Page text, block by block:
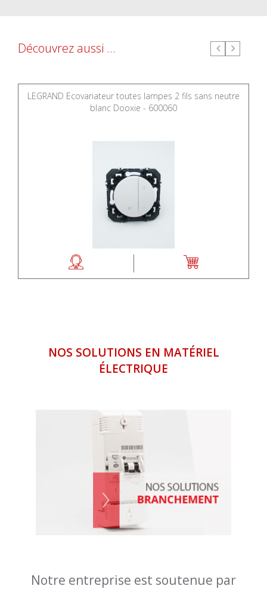
Découvrez aussi ...
LEGRAND Ecovariateur toutes lampes 2 fils sans neutre
blanc Dooxie - 600060
NOS SOLUTIONS EN MATÉRIEL
ÉLECTRIQUE
Notre entreprise est soutenue par